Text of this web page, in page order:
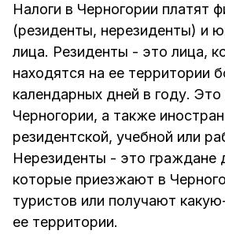
Налоги в Черногории платят
(резиденты, нерезиденты) и
лица. Резиденты - это лица,
находятся на ее территории
календарных дней в году.
Черногории, а также
резидентской, учебной или
Нерезиденты - это граждане
которые приезжают в
туристов или получают
ее территории.